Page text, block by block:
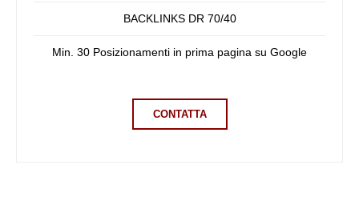
BACKLINKS DR 70/40
Min. 30 Posizionamenti in prima pagina su Google
CONTATTA